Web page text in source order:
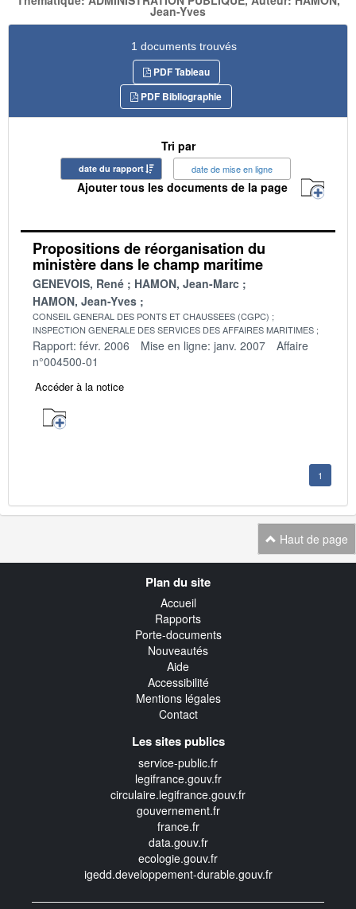
Jean-Yves
1 documents trouvés
PDF Tableau
PDF Bibliographie
Tri par
date du rapport date de mise en ligne
Ajouter tous les documents de la page
Propositions de réorganisation du
ministère dans le champ maritime
GENEVOIS, René
HAMON, Jean-Marc
HAMON, Jean-Yves
CONSEIL GENERAL DES PONTS ET CHAUSSEES (CGPC)
INSPECTION GENERALE DES SERVICES DES AFFAIRES MARITIMES
Rapport: févr. 2006 Mise en ligne: janv. 2007
Affaire
n°004500-01
Accéder à la notice
1
Haut de page
Plan du site
Accueil
Rapports
Porte-documents
Nouveautés
Aide
Accessibilité
Mentions légales
Contact
Les sites publics
service-public.fr
legifrance.gouv.fr
circulaire.legifrance.gouv.fr
gouvernement.fr
france.fr
data.gouv.fr
ecologie.gouv.fr
igedd.developpement-durable.gouv.fr